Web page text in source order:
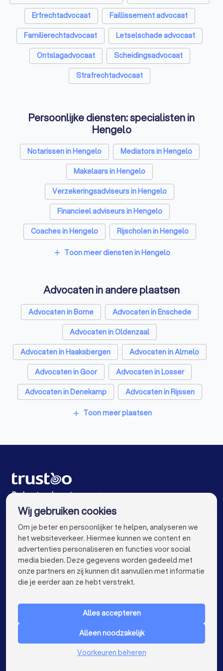
Een professionele en ervaren advocaat staat je bij tijdens
lastige juridische kwesties. Of je nu hulp nodig hebt bij
letselschade of een faillissement. Kies de regio waarin je
gevestigd bent en bekijk de top 10 advocaten. Vergelijk
vervolgens hun specialisme, ervaring, reviews en prijs, en vind
de geschikte advocaat in Hengelo voor jouw zaak.
Erfrechtadvocaat
Faillissement advocaat
Familierechtadvocaat
Letselschade advocaat
Ontslagadvocaat
Scheidingsadvocaat
Strafrechtadvocaat
Persoonlijke diensten: specialisten in
Hengelo
Notarissen in Hengelo
Mediators in Hengelo
Makelaars in Hengelo
Verzekeringsadviseurs in Hengelo
Financieel adviseurs in Hengelo
Coaches in Hengelo
Rijscholen in Hengelo
Relatietherapeuten in Hengelo
Belastingadviseurs in Hengelo
Hypotheekadviseurs in Hengelo
Personal trainers in Hengelo
Diëtisten in Hengelo
add Toon meer diensten in Hengelo
Advocaten in andere plaatsen
Advocaten in Borne
Advocaten in Enschede
Advocaten in Oldenzaal
Advocaten in Haaksbergen
Advocaten in Almelo
Advocaten in Goor
Advocaten in Losser
Advocaten in Denekamp
Advocaten in Rijssen
Advocaten in Vriezenveen
Advocaten in Eindhoven
Advocaten in Groningen
Advocaten in Almere
Advocaten in Breda
Advocaten in Nijmegen
Advocaten in Haarlem
Advocaten in Arnhem
Advocaten in Amersfoort
Advocaten in Apeldoorn
Advocaten in Den Bosch
Advocaten in Maastricht
Advocaten in Zoetermeer
Advocaten bij jou in de buurt
add Toon meer plaatsen
De beste advocaten voor jou
VOOR PARTICULIEREN keyboard_arrow_down
Nederland
Wij gebruiken cookies
Om je beter en persoonlijker te helpen, analyseren we
het websiteverkeer. Hiermee kunnen we content en
advertenties personaliseren en functies voor social
media bieden. Deze gegevens worden gedeeld met
onze partners en zij kunnen dit aanvullen met informatie
die je eerder aan ze hebt verstrekt.
Alles accepteren
Alleen noodzakelijk
Voorkeuren beheren